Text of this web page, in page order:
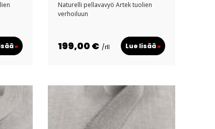
»
Naturelli pellavavyö Artek tuolien
verhoiluun
199,00 € /rll Lue lisää»